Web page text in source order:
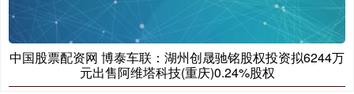
中国股票配资网 博泰车联：湖州创晟驰铭股权投资拟6244万
元出售阿维塔科技(重庆)0.24%股权